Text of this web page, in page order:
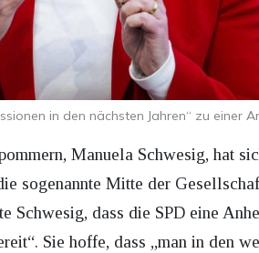
in den nächsten Jahren“ zu einer
Manuela Schwesig, hat
sogenannte Mitte der
Schwesig, dass die SPD eine
Sie hoffe, dass „man in den